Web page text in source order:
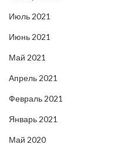
Июль 2021
Июнь 2021
Май 2021
Апрель 2021
Февраль 2021
Январь 2021
Май 2020